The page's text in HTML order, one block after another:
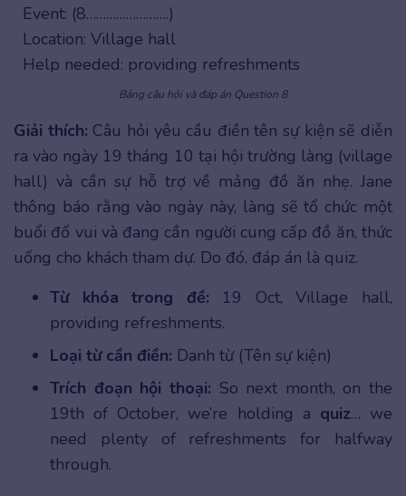
Event: (8…………………….)
Location: Village hall
Help needed: providing refreshments
Bảng câu hỏi và đáp án Question 8
Giải thích: Câu hỏi yêu cầu điền tên sự kiện sẽ diễn
ra vào ngày 19 tháng 10 tại hội trường làng (village
hall) và cần sự hỗ trợ về mảng đồ ăn nhẹ. Jane
thông báo rằng vào ngày này, làng sẽ tổ chức một
buổi đố vui và đang cần người cung cấp đồ ăn, thức
uống cho khách tham dự. Do đó, đáp án là quiz.
Từ khóa trong đề: 19 Oct, Village hall,
providing refreshments.
Loại từ cần điền: Danh từ (Tên sự kiện)
Trích đoạn hội thoại: So next month, on the
19th of October, we’re holding a quiz… we
need plenty of refreshments for halfway
through.